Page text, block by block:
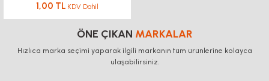
1,00 TL KDV Dahil
ÖNE ÇIKAN MARKALAR
Hızlıca marka seçimi yaparak ilgili markanın tüm ürünlerine kolayca
ulaşabilirsiniz.